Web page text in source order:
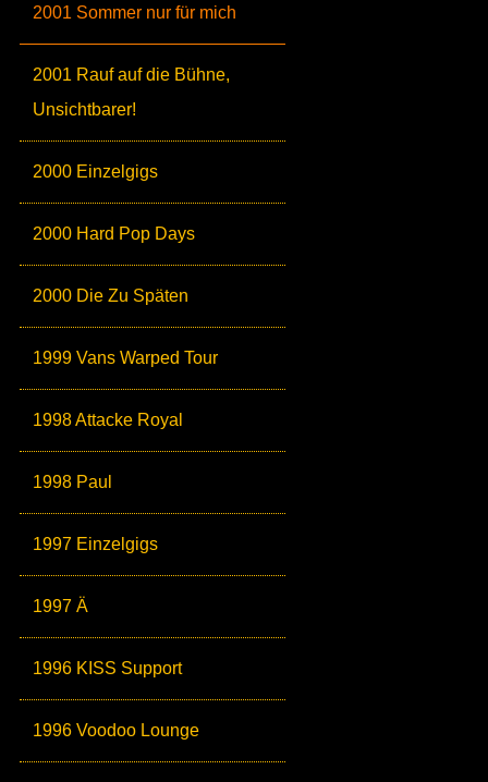
2001 Sommer nur für mich
2001 Rauf auf die Bühne,
Unsichtbarer!
2000 Einzelgigs
2000 Hard Pop Days
2000 Die Zu Späten
1999 Vans Warped Tour
1998 Attacke Royal
1998 Paul
1997 Einzelgigs
1997 Ä
1996 KISS Support
1996 Voodoo Lounge